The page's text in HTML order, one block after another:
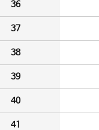
36
37
38
39
40
41